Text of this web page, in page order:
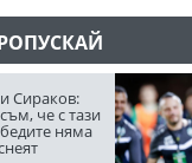
Сираков:
че с тази
няма